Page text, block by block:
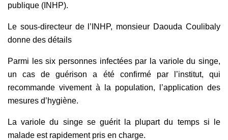
publique (INHP).
Le sous-directeur de l’INHP, monsieur Daouda Coulibaly
donne des détails
Parmi les six personnes infectées par la variole du singe,
un cas de guérison a été confirmé par l’institut, qui
recommande vivement à la population, l’application des
mesures d’hygiène.
La variole du singe se guérit la plupart du temps si le
malade est rapidement pris en charge.